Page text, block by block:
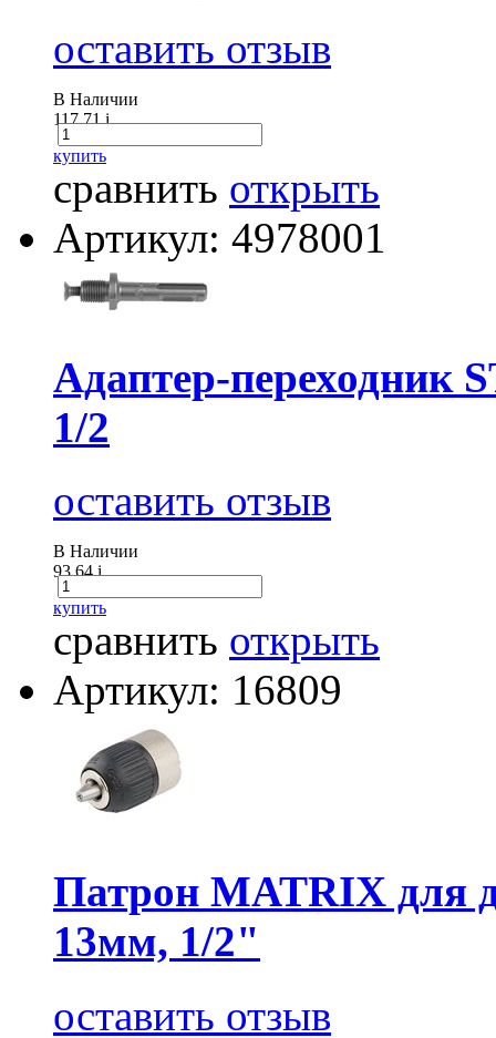
оставить отзыв
В Наличии
117.71i
купить
сравнить открыть
Артикул: 4978001
Адаптер-переходник
1/2
оставить отзыв
В Наличии
93.64i
купить
сравнить открыть
Артикул: 16809
Патрон MATRIX для
13мм, 1/2"
оставить отзыв